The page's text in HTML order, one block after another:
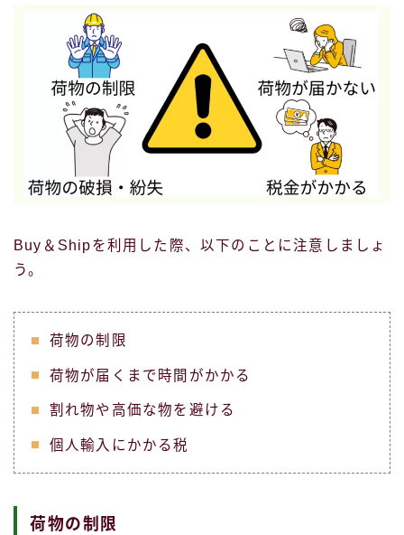
Buy＆Shipを利用した際、以下のことに注意しましょ
う。
荷物の制限
荷物が届くまで時間がかかる
割れ物や高価な物を避ける
個人輸入にかかる税
荷物の制限